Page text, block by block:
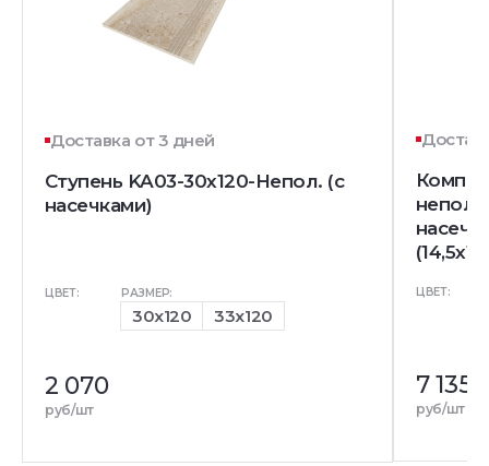
Доставка от 3 дней
Ступень KA03-30x120-Непол. (с
насечками)
ЦВЕТ: РАЗМЕР:
30x120 33x120
2 070
руб/шт
непол.
ЦВЕТ:
7 135
руб/шт